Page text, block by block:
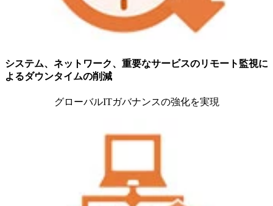
システム、ネットワーク、重要なサービスのリモート監視に
よるダウンタイムの削減
グローバルITガバナンスの強化を実現